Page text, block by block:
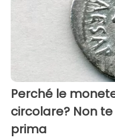
Perché le
circolare? Non
prima